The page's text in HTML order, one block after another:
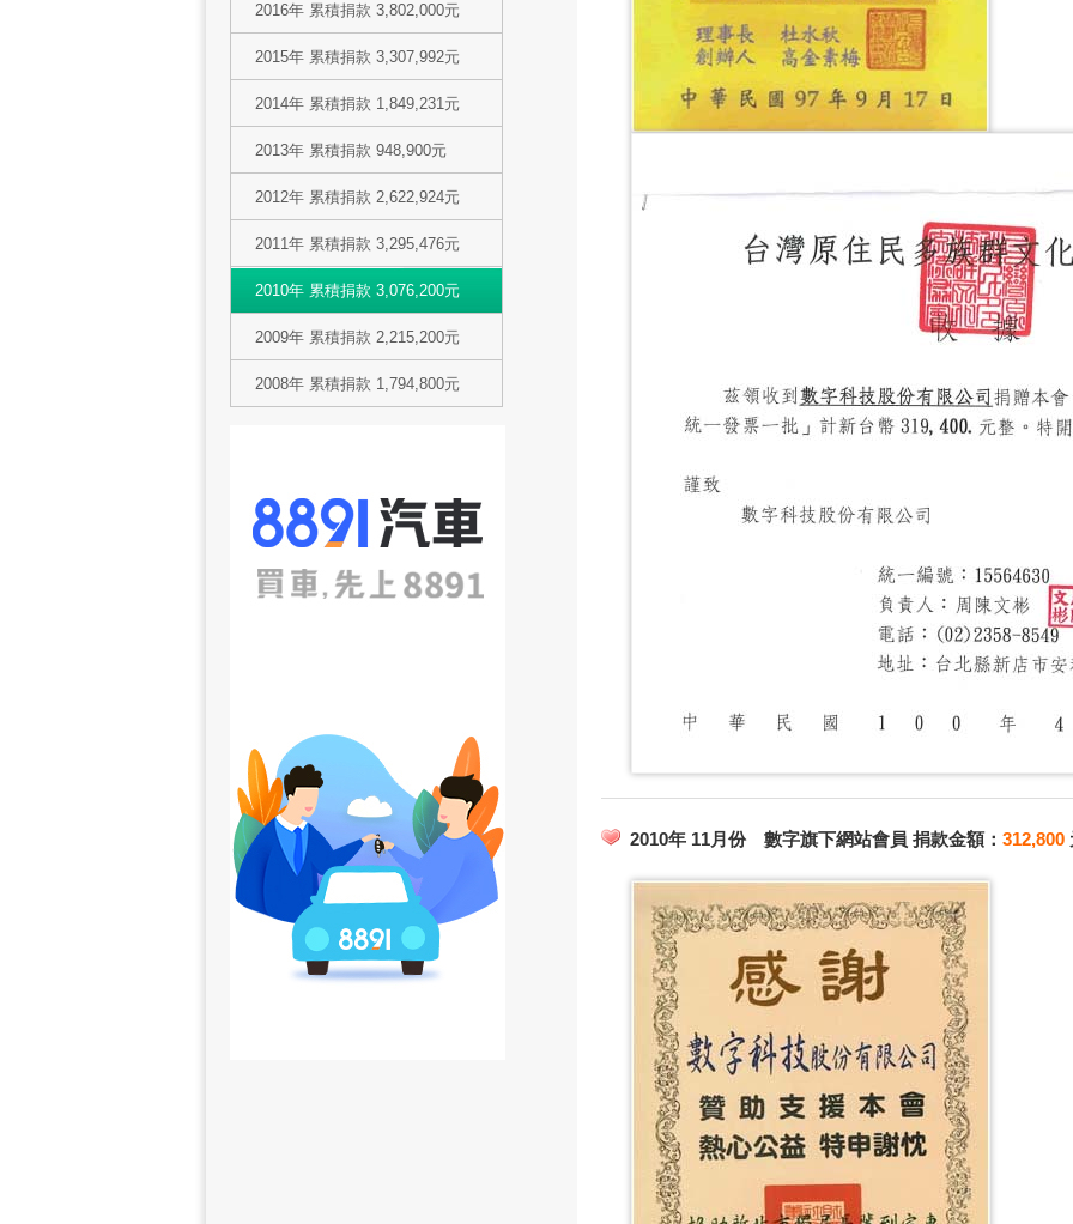
2016年 累積捐款 3,802,000元
2015年 累積捐款 3,307,992元
2014年 累積捐款 1,849,231元
2013年 累積捐款 948,900元
2012年 累積捐款 2,622,924元
2011年 累積捐款 3,295,476元
2010年 累積捐款 3,076,200元
2009年 累積捐款 2,215,200元
2008年 累積捐款 1,794,800元
2010年 11月份 數字旗下網站會員 捐款金額： 312,800